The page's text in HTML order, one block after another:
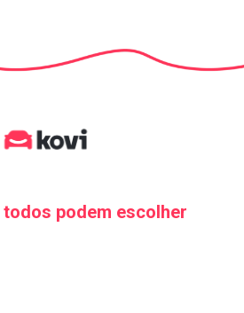
todos podem escolher